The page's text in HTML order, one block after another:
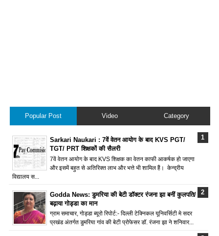
Popular Post Video Category
Sarkari Naukari : 7वें वेतन आयोग के बाद KVS PGT/
TGT/ PRT शिक्षकों की सैलरी
7वें वेतन आयोग के बाद KVS शिक्षक का वेतन काफी आकर्षक हो जाएगा
और इसमें बहुत से अतिरिक्त लाभ और भत्ते भी शामिल हैं। केन्द्रीय
विद्यालय स...
Godda News: डुमरिया की बेटी डॉक्टर रंजना झा बनीं कुलपति/
बढ़ाया गोड्डा का मान
ग्राम समाचार, गोड्डा ब्यूरो रिपोर्ट:- दिल्ली टेक्निकल यूनिवर्सिटी मे सदर
प्रखंड अंतर्गत डुमरिया गांव की बेटी प्रोफेसर डॉ. रंजना झा ने शनिवार...